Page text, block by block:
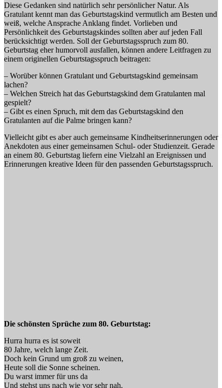
Diese Gedanken sind natürlich sehr persönlicher Natur. Als
Gratulant kennt man das Geburtstagskind vermutlich am Besten und
weiß, welche Ansprache Anklang findet. Vorlieben und
Persönlichkeit des Geburtstagskindes sollten aber auf jeden Fall
berücksichtigt werden. Soll der Geburtstagsspruch zum 80.
Geburtstag eher humorvoll ausfallen, können andere Leitfragen zu
einem originellen Geburtstagsspruch beitragen:
– Worüber können Gratulant und Geburtstagskind gemeinsam
lachen?
– Welchen Streich hat das Geburtstagskind dem Gratulanten mal
gespielt?
– Gibt es einen Spruch, mit dem das Geburtstagskind den
Gratulanten auf die Palme bringen kann?
Vielleicht gibt es aber auch gemeinsame Kindheitserinnerungen oder
Anekdoten aus einer gemeinsamen Schul- oder Studienzeit. Gerade
an einem 80. Geburtstag liefern eine Vielzahl an Ereignissen und
Erinnerungen kreative Ideen für den passenden Geburtstagsspruch.
Die schönsten Sprüche zum 80. Geburtstag:
Hurra hurra es ist soweit
80 Jahre, welch lange Zeit.
Doch kein Grund um groß zu weinen,
Heute soll die Sonne scheinen.
Du warst immer für uns da
Und stehst uns nach wie vor sehr nah.